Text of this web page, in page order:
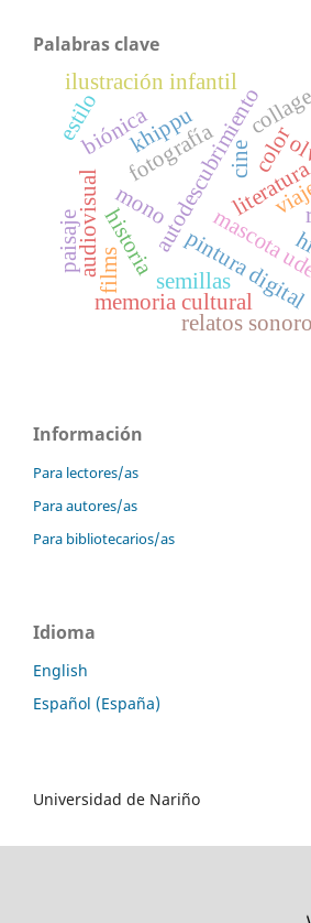
Palabras clave
cine
autodescubrimiento
fotografía
mono mascota
historia pintura digital
khippu
biónica
memoria cultural
relatos
audiovisualfilms
ilustración infantil
color
paisaje
estilo
semillas
Información
Para lectores/as
Para autores/as
Para bibliotecarios/as
Idioma
English
Español (España)
Universidad de Nariño